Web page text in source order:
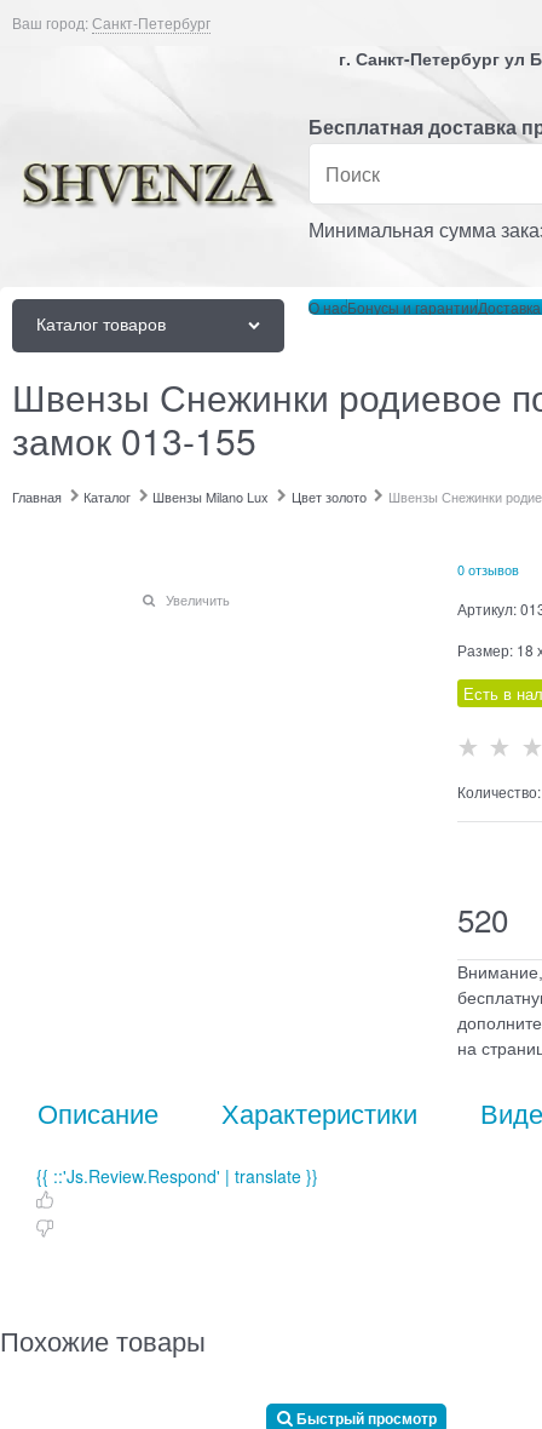
Ваш город:Санкт-Петербург
г. Санкт-Петербург
Бесплатная доставка
Минимальная сумма
Каталог товаров
О насБонусы и гарантии
Швензы Снежинки родиевое
замок 013-155
Главная Каталог Швензы Milano Lux Цвет золото Швензы Снежинки
Увеличить
0 отзывов
Артикул:
Размер: 18
Есть в
Количество:
520
на
Описание Характеристики
{{ ::'Js.Review.Respond' | translate }}
Похожие товары
Быстрый просмотр